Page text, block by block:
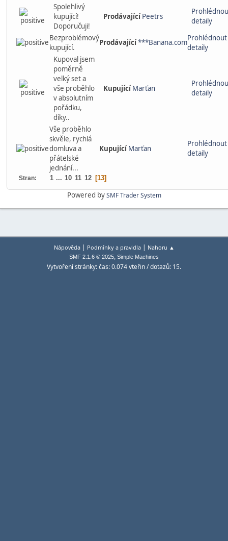
Spolehlivý
kupující!
Doporučuji!
Prodávající Peetrs
detaily
Bezproblémový
kupující.
Prodávající***Banana.comProhlédnout
detaily
Kupoval jsem
poměrně
velký set a
vše proběhlo
v absolutním
pořádku,
díky..
Kupující Marťan
detaily
Vše proběhlo
skvěle, rychlá
domluva a
přátelské
jednání...
Kupující Marťan
Prohlédnout
detaily
Stran 1 ... 10 11 12 13
Powered bySMF Trader System
Nápověda| Podmínky a pravidla| Nahoru ▲
SMF 2.1.6 © 2025, Simple Machines
Vytvoření stránky: čas: 0.074 vteřin / dotazů: 15.